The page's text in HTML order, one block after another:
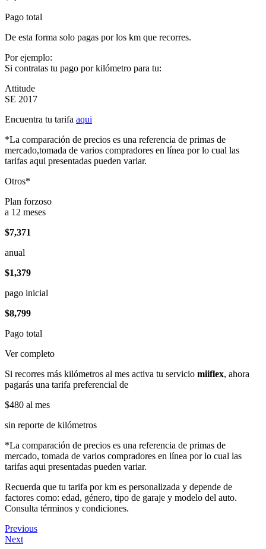
Pago total
De esta forma solo pagas por los km que recorres.
Por ejemplo:
Si contratas tu pago por kilómetro para tu:
Attitude
SE 2017
Encuentra tu tarifa aqui
*La comparación de precios es una referencia de primas de
mercado,tomada de varios compradores en línea por lo cual las
tarifas aqui presentadas pueden variar.
Otros*
Plan forzoso
a 12 meses
$7,371
anual
$1,379
pago inicial
$8,799
Pago total
Ver completo
Si recorres más kilómetros al mes activa tu servicio miiflex, ahora
pagarás una tarifa preferencial de
$480 al mes
sin reporte de kilómetros
*La comparación de precios es una referencia de primas de
mercado, tomada de varios compradores en línea por lo cual las
tarifas aqui presentadas pueden variar.
Recuerda que tu tarifa por km es personalizada y depende de
factores como: edad, género, tipo de garaje y modelo del auto.
Consulta términos y condiciones.
Previous
Next